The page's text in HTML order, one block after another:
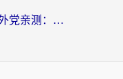
怎么在国外玩万乘之国？海外党亲测：突破限制的3个实用技巧